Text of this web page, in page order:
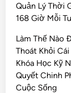
Quản Lý Thời
168 Giờ Mỗi
Làm Thế Nào
Thoát Khỏi
Khóa Học Kỹ
Quyết Chinh
Cuộc Sống